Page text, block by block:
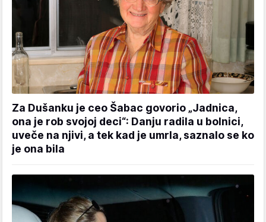
Za Dušanku je ceo Šabac govorio „Jadnica,
ona je rob svojoj deci“: Danju radila u bolnici,
uveče na njivi, a tek kad je umrla, saznalo se ko
je ona bila